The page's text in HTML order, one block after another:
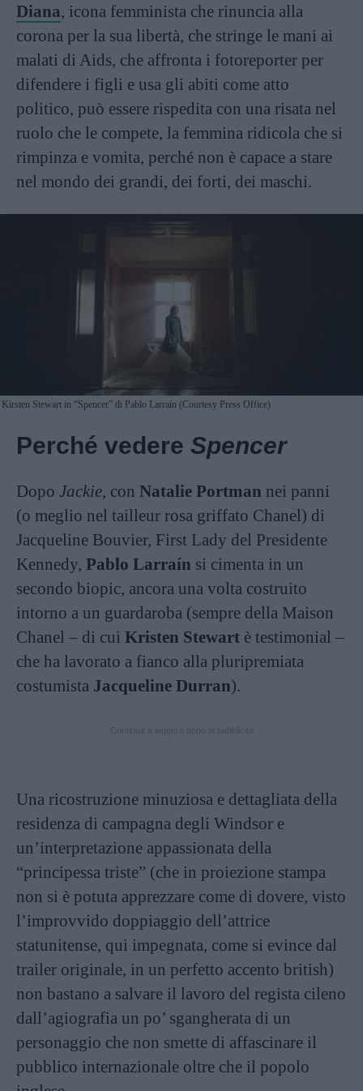
Diana, icona femminista che rinuncia alla
corona per la sua libertà, che stringe le mani ai
malati di Aids, che affronta i fotoreporter per
difendere i figli e usa gli abiti come atto
politico, può essere rispedita con una risata nel
ruolo che le compete, la femmina ridicola che si
rimpinza e vomita, perché non è capace a stare
nel mondo dei grandi, dei forti, dei maschi.
Kirsten Stewart in “Spencer” di Pablo Larraín (Courtesy Press Office)
Perché vedere Spencer
Dopo Jackie, con Natalie Portman nei panni
(o meglio nel tailleur rosa griffato Chanel) di
Jacqueline Bouvier, First Lady del Presidente
Kennedy, Pablo Larraín si cimenta in un
secondo biopic, ancora una volta costruito
intorno a un guardaroba (sempre della Maison
Chanel – di cui Kristen Stewart è testimonial –
che ha lavorato a fianco alla pluripremiata
costumista Jacqueline Durran).
Una ricostruzione minuziosa e dettagliata della
residenza di campagna degli Windsor e
un’interpretazione appassionata della
“principessa triste” (che in proiezione stampa
non si è potuta apprezzare come di dovere, visto
l’improvvido doppiaggio dell’attrice
statunitense, qui impegnata, come si evince dal
trailer originale, in un perfetto accento british)
non bastano a salvare il lavoro del regista cileno
dall’agiografia un po’ sgangherata di un
personaggio che non smette di affascinare il
pubblico internazionale oltre che il popolo